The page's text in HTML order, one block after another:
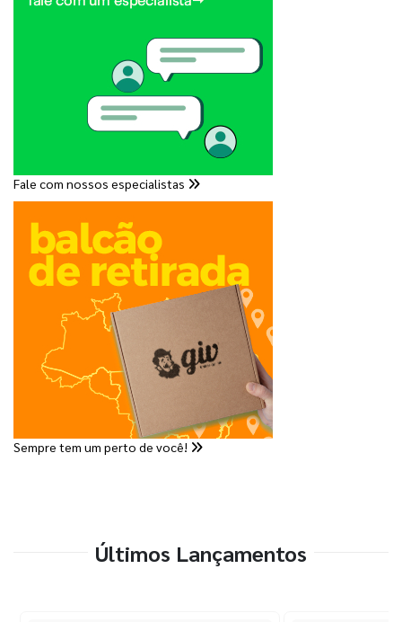
Fale com nossos especialistas
Sempre tem um perto de você!
Últimos Lançamentos